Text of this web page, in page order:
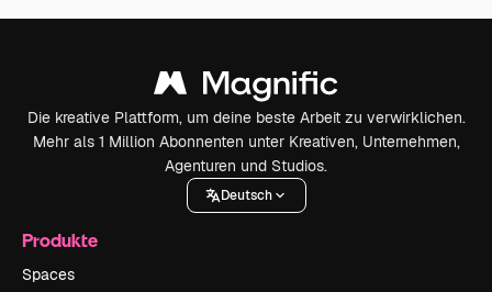
Die kreative Plattform, um deine beste Arbeit zu verwirklichen.
Mehr als 1 Million Abonnenten unter Kreativen, Unternehmen,
Agenturen und Studios.
Deutsch
Produkte
Spaces